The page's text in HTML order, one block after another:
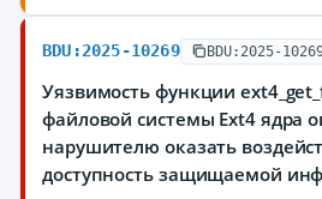
BDU:2025-10269 BDU:2025-
Уязвимость функции
файловой системы Ext4 ядра
нарушителю оказать
доступность защищаемой